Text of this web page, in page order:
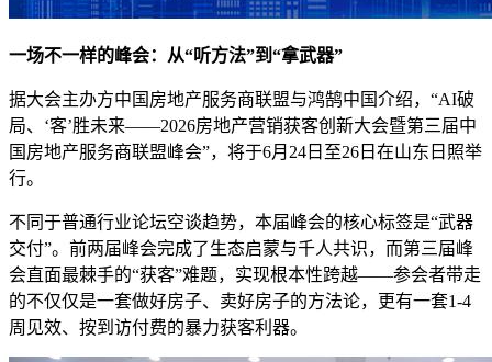
一场不一样的峰会：从“听方法”到“拿武器”
据大会主办方中国房地产服务商联盟与鸿鹄中国介绍，“AI破
局、‘客’胜未来——2026房地产营销获客创新大会暨第三届中
国房地产服务商联盟峰会”，将于6月24日至26日在山东日照举
行。
不同于普通行业论坛空谈趋势，本届峰会的核心标签是“武器
交付”。前两届峰会完成了生态启蒙与千人共识，而第三届峰
会直面最棘手的“获客”难题，实现根本性跨越——参会者带走
的不仅仅是一套做好房子、卖好房子的方法论，更有一套1-4
周见效、按到访付费的暴力获客利器。